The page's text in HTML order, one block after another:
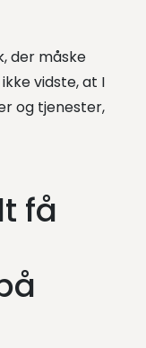
der måske
vidste, at I
og tjenester,
få